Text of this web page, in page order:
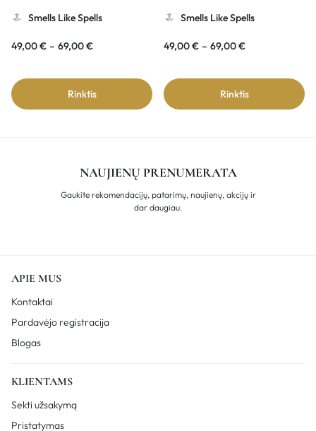
Smells Like Spells
49,00€ – 69,00€
Rinktis
Smells Like Spells
49,00€ – 69,00€
Rinktis
NAUJIENŲ PRENUMERATA
Gaukite rekomendacijų, patarimų, naujienų, akcijų ir
dar daugiau.
APIE MUS
Kontaktai
Pardavėjo registracija
Blogas
KLIENTAMS
Sekti užsakymą
Pristatymas